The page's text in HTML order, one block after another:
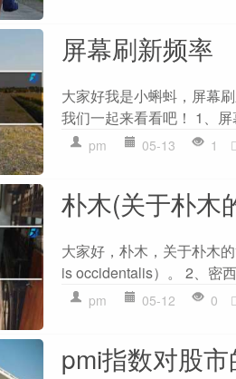
屏幕刷新频率
大家好我是小蝌蚪，屏幕
我们一起来看看吧！ 1、
pm 05-13 1
朴木(关于朴木
大家好，朴木，关于朴木
is occidentalis）。 2、密
pm 05-12 0
pmi指数对股市